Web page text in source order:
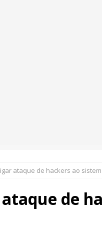
ataque de hackers ao
de